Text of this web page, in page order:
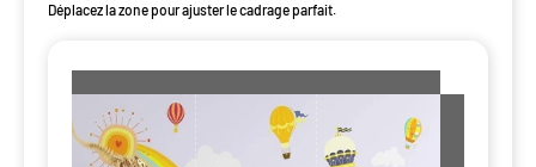
Déplacez la zone pour ajuster le cadrage parfait.